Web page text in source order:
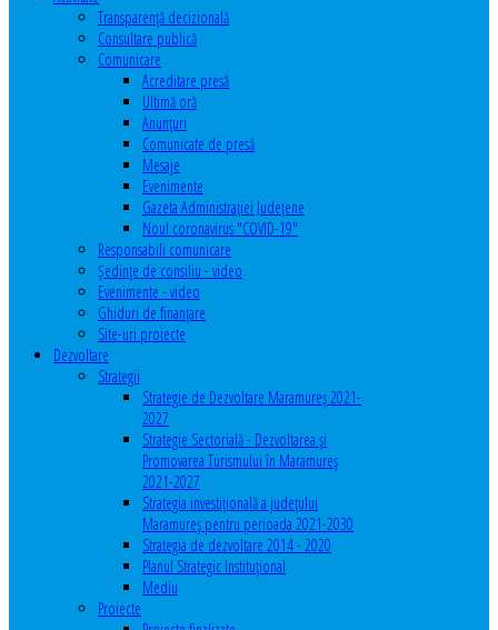
Transparenţă decizională
Consultare publică
Comunicare
Acreditare presă
Ultimă oră
Anunţuri
Comunicate de presă
Mesaje
Evenimente
Gazeta Administraţiei Judeţene
Noul coronavirus "COVID-19"
Responsabili comunicare
Şedinţe de consiliu - video
Evenimente - video
Ghiduri de finanţare
Site-uri proiecte
Dezvoltare
Strategii
Strategie de Dezvoltare Maramureș 2021-
2027
Strategie Sectorială - Dezvoltarea și
Promovarea Turismului în Maramureș
2021-2027
Strategia investiţională a județului
Maramureș pentru perioada 2021-2030
Strategia de dezvoltare 2014 - 2020
Planul Strategic Instituţional
Mediu
Proiecte